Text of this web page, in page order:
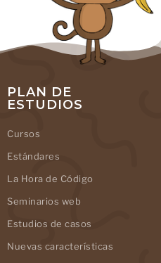
PLAN DE
ESTUDIOS
Cursos
Estándares
La Hora de Código
Seminarios web
Estudios de casos
Nuevas características